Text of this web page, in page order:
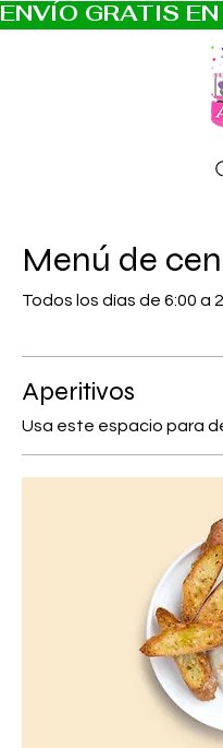
ENVÍO GRATIS
Menú de
Todos los días de 6:00 a
Aperitivos
Usa este espacio para